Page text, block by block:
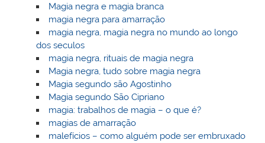
Magia negra e magia branca
magia negra para amarração
magia negra, magia negra no mundo ao longo
dos seculos
magia negra, rituais de magia negra
Magia negra, tudo sobre magia negra
Magia segundo são Agostinho
Magia segundo São Cipriano
magia: trabalhos de magia – o que é?
magias de amarração
malefícios – como alguém pode ser embruxado